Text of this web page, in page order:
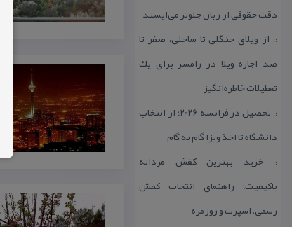
دقت حقوقی از زبان جلوتر می‌ایستد
:: از ویلای جنگلی تا ساحلی، صفر تا
صد اجاره ویلا در رامسر برای یك
تعطیلات خاطره‌انگیز
::
تحصیل در فرانسه 2026؛ از انتخاب
دانشگاه تا اخذ ویزا گام به گام
::خرید بهترین كفش مردانه
باكیفیت؛ راهنمای انتخاب كفش
رسمی، اسپرت و روزمره